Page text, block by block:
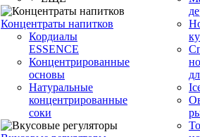
Концентраты напитков
Кордиалы
ESSENCE
Концентрированные
основы
Натуральные
концентрированные
соки